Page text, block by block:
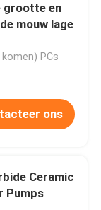
grootte en
mouw lage
PCs
ons
Ceramic
Pumps